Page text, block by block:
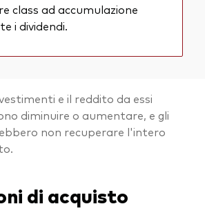
class ad accumulazione
i dividendi.
e il reddito da essi
diminuire o aumentare, e gli
non recuperare l'intero
di acquisto